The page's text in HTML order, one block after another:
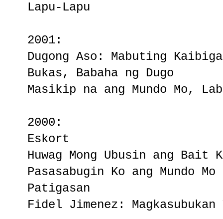
Lapu-Lapu
2001:
Dugong Aso: Mabuting
Bukas, Babaha ng Dugo
Masikip na ang Mundo Mo,
2000:
Eskort
Huwag Mong Ubusin ang Bait
Pasasabugin Ko ang Mundo Mo
Patigasan
Fidel Jimenez: Magkasubukan